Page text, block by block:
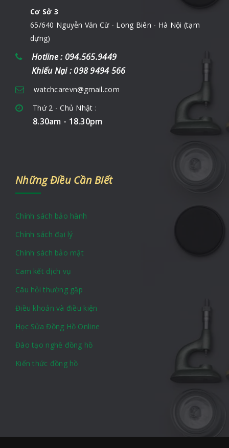
Cơ Sở 3
65/640 Nguyễn Văn Cừ - Long Biên - Hà Nội (tạm
dựng)
Hotline : 094.565.9449
Khiếu Nại : 098 9494 566
watchcarevn@gmail.com
Thứ 2 - Chủ Nhật :
8.30am - 18.30pm
Những Điều Cần Biết
Chính sách bảo hành
Chính sách đại lý
Chính sách bảo mật
Cam kết dịch vụ
Câu hỏi thường gặp
Điều khoản và điều kiện
Học Sửa Đồng Hồ Online
Đào tạo nghề đồng hồ
Kiến thức đồng hồ